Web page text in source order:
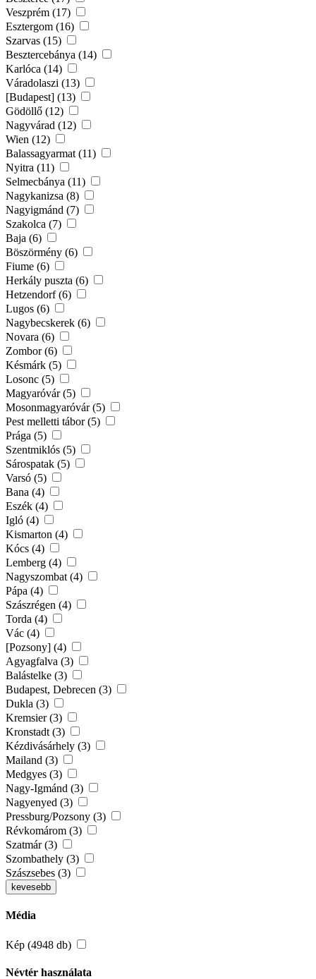
Veszprém (17)
Esztergom (16)
Szarvas (15)
Besztercebánya (14)
Karlóca (14)
Váradolaszi (13)
[Budapest] (13)
Gödöllő (12)
Nagyvárad (12)
Wien (12)
Balassagyarmat (11)
Nyitra (11)
Selmecbánya (11)
Nagykanizsa (8)
Nagyigmánd (7)
Szakolca (7)
Baja (6)
Böszörmény (6)
Fiume (6)
Herkály puszta (6)
Hetzendorf (6)
Lugos (6)
Nagybecskerek (6)
Novara (6)
Zombor (6)
Késmárk (5)
Losonc (5)
Magyaróvár (5)
Mosonmagyaróvár (5)
Pest melletti tábor (5)
Prága (5)
Szentmiklós (5)
Sárospatak (5)
Varsó (5)
Bana (4)
Eszék (4)
Igló (4)
Kismarton (4)
Kócs (4)
Lemberg (4)
Nagyszombat (4)
Pápa (4)
Szászrégen (4)
Torda (4)
Vác (4)
[Pozsony] (4)
Agyagfalva (3)
Balástelke (3)
Budapest, Debrecen (3)
Dukla (3)
Kremsier (3)
Kronstadt (3)
Kézdivásárhely (3)
Mailand (3)
Medgyes (3)
Nagy-Igmánd (3)
Nagyenyed (3)
Pressburg/Pozsony (3)
Révkomárom (3)
Szatmár (3)
Szombathely (3)
Szászsebes (3)
kevesebb
Média
Kép (4948 db)
Névtér használata